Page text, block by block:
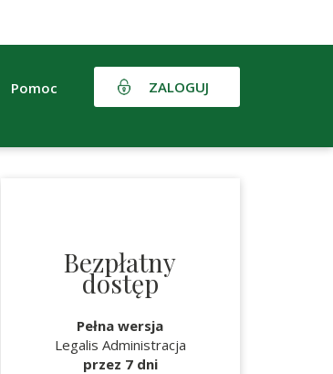
Pomoc ZALOGUJ
Bezpłatny
dostęp
Pełna wersja
Legalis Administracja
przez 7 dni